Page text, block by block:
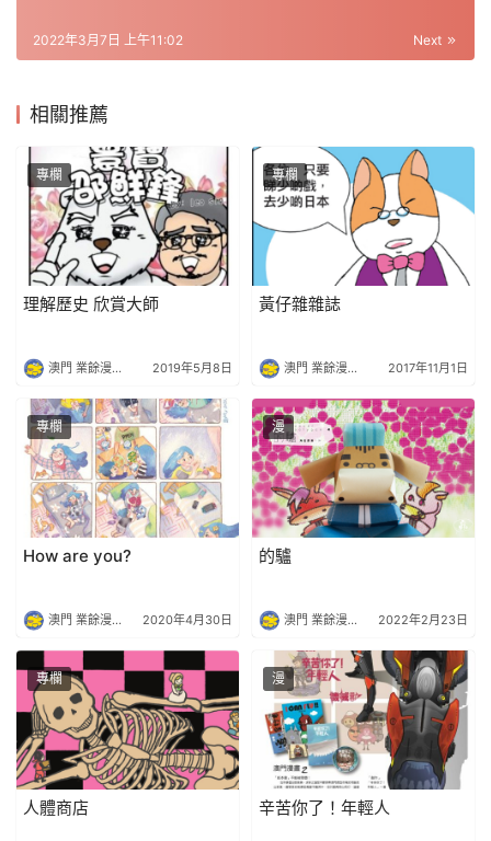
Next
2022年3月7日 上午11:02
相關推薦
專欄
理解歷史 欣賞大師
澳門 業餘漫畫社 2019年5月8日
專欄
黃仔雜雜誌
澳門 業餘漫畫社 2017年11月1日
專欄
How are you?
澳門 業餘漫畫社 2020年4月30日
漫
的驢
澳門 業餘漫畫社 2022年2月23日
專欄
人體商店
漫
辛苦你了！年輕人